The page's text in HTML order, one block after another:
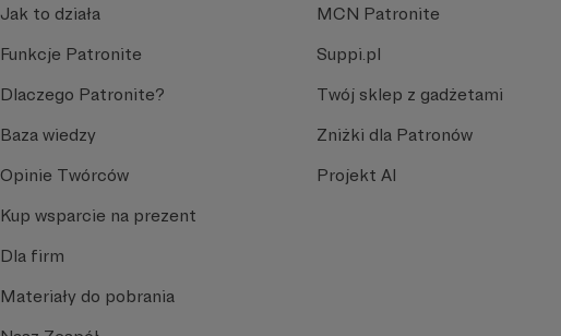
Jak to działa
Funkcje Patronite
Dlaczego Patronite?
Baza wiedzy
Opinie Twórców
Kup wsparcie na prezent
Dla firm
Materiały do pobrania
MCN Patronite
Suppi.pl
Twój sklep z gadżetami
Zniżki dla Patronów
Projekt AI